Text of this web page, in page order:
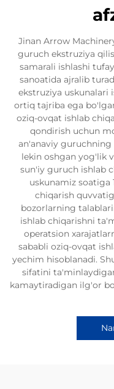
Jinan Arrow
guruch ekstruziya
samarali ishlashi
sanoatida ajralib
ekstruziya uskunalari
ortiq tajriba ega
oziq-ovqat ishlab
qondirish uchun
an'anaviy
lekin oshgan yog'lik
sun'iy guruch ishlab
uskunamiz soatiga
chiqarish
bozorlarning
ishlab chiqarishni
operatsion
sababli oziq-ovqat
yechim hisoblanadi.
sifatini
kamaytiradigan ilg'or